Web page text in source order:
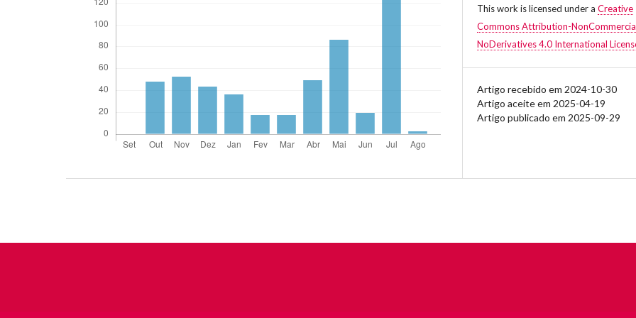
This work is licensed under a Creative
Commons Attribution-
NoDerivatives 4.0 International
Artigo recebido em 2024-10-30
Artigo aceite em 2025-04-19
Artigo publicado em 2025-09-29